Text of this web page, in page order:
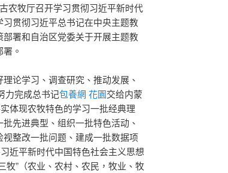
农牧厅召开学习贯彻习近平新时代
贯彻习近平总书记在中央主题教
署和自治区党委关于开展主题教
。
论学习、调查研究、推动发展、
力完成总书记包養網 花園交给内蒙
体现农牧特色的学习一批经典理
先进典型、组织一批特色活动、
整改一批问题、建成一批数据项
近平新时代中国特色社会主义思想
牧”（农业、农村、农民，牧业、牧